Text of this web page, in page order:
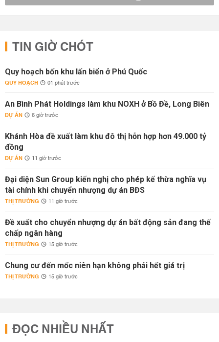
TIN GIỜ CHÓT
Quy hoạch bốn khu lấn biển ở Phú Quốc
QUY HOẠCH 01 phút trước
An Bình Phát Holdings làm khu NOXH ở Bồ Đề, Long Biên
DỰ ÁN 6 giờ trước
Khánh Hòa đề xuất làm khu đô thị hỗn hợp hơn 49.000 tỷ
đồng
DỰ ÁN 11 giờ trước
Đại diện Sun Group kiến nghị cho phép kế thừa nghĩa vụ
tài chính khi chuyển nhượng dự án BĐS
THỊ TRƯỜNG 11 giờ trước
Đề xuất cho chuyển nhượng dự án bất động sản đang thế
chấp ngân hàng
THỊ TRƯỜNG 15 giờ trước
Chung cư đến mốc niên hạn không phải hết giá trị
THỊ TRƯỜNG 15 giờ trước
ĐỌC NHIỀU NHẤT